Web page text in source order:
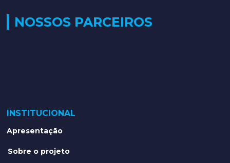
NOSSOS PARCEIROS
INSTITUCIONAL
Apresentação
Sobre o projeto